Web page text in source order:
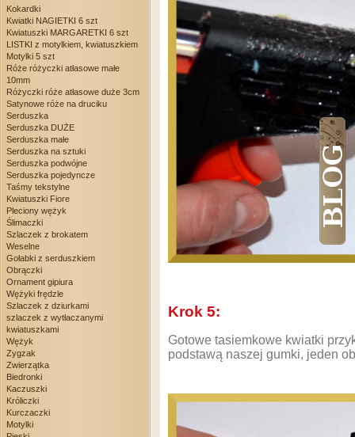
Kokardki
Kwiatki NAGIETKI 6 szt
Kwiatuszki MARGARETKI 6 szt
LISTKI z motylkiem, kwiatuszkiem
Motylki 5 szt
Róże różyczki atłasowe małe
10mm
Różyczki róże atłasowe duże 3cm
Satynowe róże na druciku
Serduszka
Serduszka DUŻE
Serduszka małe
Serduszka na sztuki
Serduszka podwójne
Serduszka pojedyncze
Taśmy tekstylne
Kwiatuszki Fiore
Pleciony wężyk
Ślimaczki
Szlaczek z brokatem
Weselne
Gołabki z serduszkiem
Obrączki
Ornament gipiura
Wężyki frędzle
Szlaczek z dziurkami
szlaczek z wytłaczanymi
kwiatuszkami
Wężyk
Zygzak
Zwierzątka
Biedronki
Kaczuszki
Króliczki
Kurczaczki
Motylki
Krok 5:
Gotowe tasiemkowe kwiatki
podstawą naszej gumki, jeden